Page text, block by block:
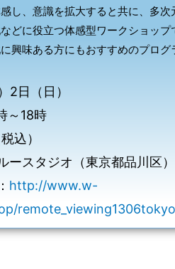
し、意識を拡大すると共に、多
どに役立つ体感型ワークショッ
興味ある方にもおすすめのプログ
2日（日）
～18時
込）
ースタジオ（東京都品川区）
http://www.w-